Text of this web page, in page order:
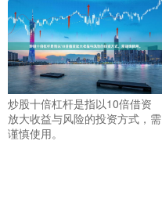
炒股十倍杠杆是指以10倍借资
放大收益与风险的投资方式，需
谨慎使用。